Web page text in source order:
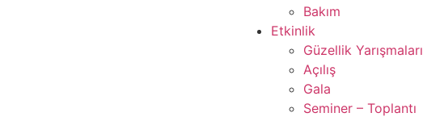
Bakım
Etkinlik
Güzellik Yarışmaları
Açılış
Gala
Seminer – Toplantı